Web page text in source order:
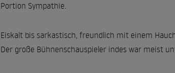
Portion Sympathie.
Eiskalt bis sarkastisch, freundlich mit einem
Der große Bühnenschauspieler indes war meist